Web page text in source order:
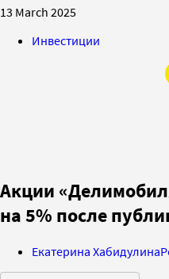
13 March 2025
Инвестиции
Акции
на 5% после
Екатерина Хабидулина